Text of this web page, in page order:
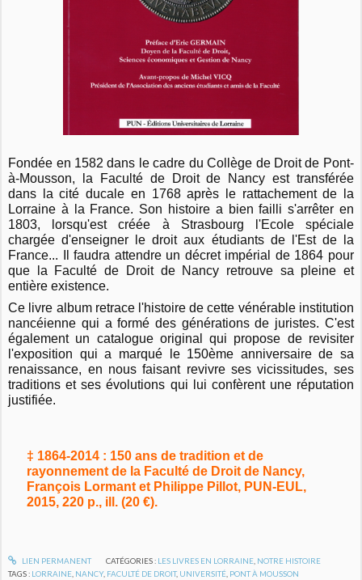
Fondée en 1582 dans le cadre du Collège de Droit de Pont-
à-Mousson, la Faculté de Droit de Nancy est transférée
dans la cité ducale en 1768 après le rattachement de la
Lorraine à la France. Son histoire a bien failli s'arrêter en
1803, lorsqu'est créée à Strasbourg l'Ecole spéciale
chargée d'enseigner le droit aux étudiants de l'Est de la
France... Il faudra attendre un décret impérial de 1864 pour
que la Faculté de Droit de Nancy retrouve sa pleine et
entière existence.
Ce livre album retrace l'histoire de cette vénérable institution
nancéienne qui a formé des générations de juristes. C'est
également un catalogue original qui propose de revisiter
l'exposition qui a marqué le 150ème anniversaire de sa
renaissance, en nous faisant revivre ses vicissitudes, ses
traditions et ses évolutions qui lui confèrent une réputation
justifiée.
‡ 1864-2014 : 150 ans de tradition et de
rayonnement de la Faculté de Droit de Nancy,
François Lormant et Philippe Pillot, PUN-EUL,
2015, 220 p., ill. (20 €).
LIEN PERMANENT CATÉGORIES : LES LIVRES EN LORRAINE, NOTRE HISTOIRE
TAGS : LORRAINE NANCY, FACULTÉ DE DROIT, UNIVERSITÉ PONT À MOUSSON